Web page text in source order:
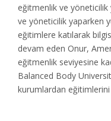
eğitmenlik ve yöneticilik
ve yöneticilik yaparken
eğitimlere katılarak
devam eden Onur,
eğitmenlik seviyesine
Balanced Body
kurumlardan